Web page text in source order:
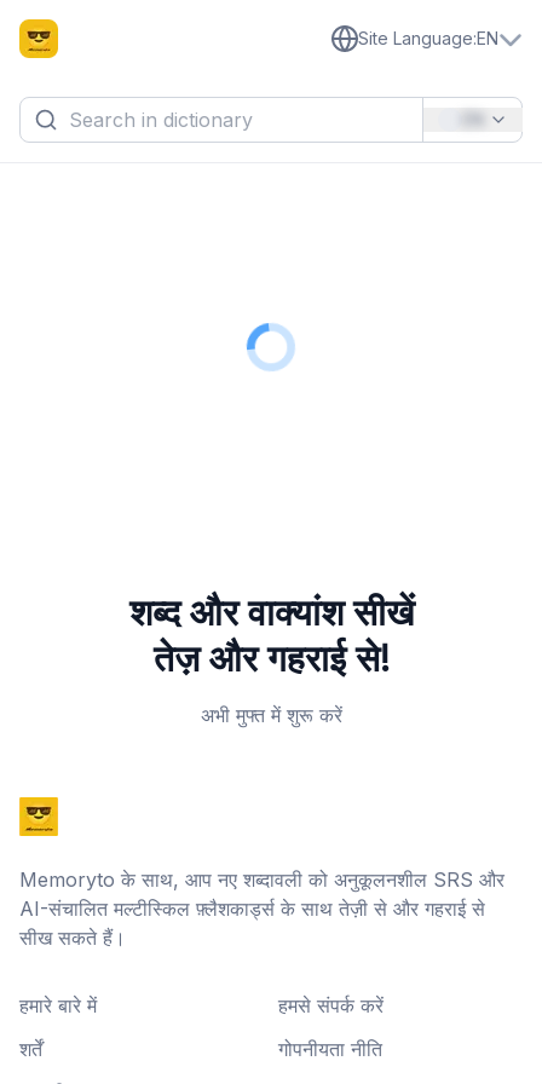
Site Language:EN
शब्द और वाक्यांश सीखें
तेज़ और गहराई से!
अभी मुफ्त में शुरू करें
Memoryto के साथ, आप नए शब्दावली को अनुकूलनशील SRS और
AI-संचालित मल्टीस्किल फ़्लैशकार्ड्स के साथ तेज़ी से और गहराई से
सीख सकते हैं।
हमारे बारे में
हमसे संपर्क करें
शर्तें
गोपनीयता नीति